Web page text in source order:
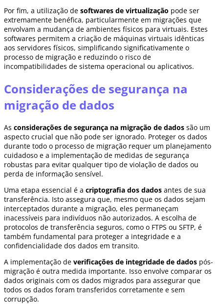
Por fim, a utilização de softwares de virtualização pode ser
extremamente benéfica, particularmente em migrações que
envolvam a mudança de ambientes físicos para virtuais. Estes
softwares permitem a criação de máquinas virtuais idênticas
aos servidores físicos, simplificando significativamente o
processo de migração e reduzindo o risco de
incompatibilidades de sistema operacional ou aplicativos.
Considerações de segurança na
migração de dados
As considerações de segurança na migração de dados são um
aspecto crucial que não pode ser ignorado. Proteger os dados
durante todo o processo de migração requer um planejamento
cuidadoso e a implementação de medidas de segurança
robustas para evitar qualquer tipo de violação de dados ou
perda de informação sensível.
Uma etapa essencial é a criptografia dos dados antes de sua
transferência. Isto assegura que, mesmo que os dados sejam
interceptados durante a migração, eles permaneçam
inacessíveis para indivíduos não autorizados. A escolha de
protocolos de transferência seguros, como o FTPS ou SFTP, é
também fundamental para proteger a integridade e a
confidencialidade dos dados em transito.
A implementação de verificações de integridade de dados pós-
migração é outra medida importante. Isso envolve comparar os
dados originais com os dados migrados para assegurar que
todos os dados foram transferidos corretamente e sem
corrupção.